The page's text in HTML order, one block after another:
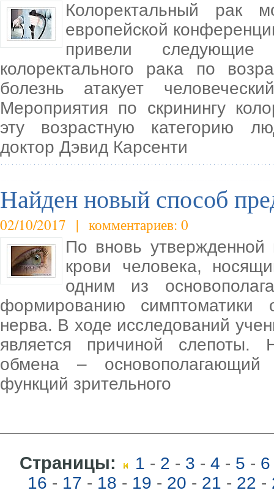
Колоректальный рак
европейской
привели следующие
колоректального рака по
болезнь атакует
Мероприятия по скринингу
эту возрастную категорию
доктор Дэвид Карсенти
Найден новый способ
02/10/2017 | комментариев: 0
По вновь утвержденной
крови человека,
одним из
формированию симптоматики
нерва. В ходе исследований
является причиной слепоты.
обмена – основополагающий
функций зрительного
Страницы: 1 - 2 - 3 - 4 - 5 - 6
16 - 17 - 18 - 19 - 20 - 21 - 22 -